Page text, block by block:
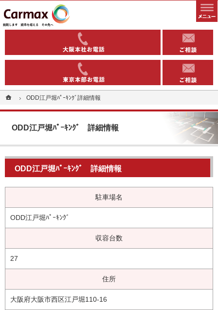
ホームODD江戸堀ﾊﾟｰｷﾝｸﾞ詳細情報
ODD江戸堀ﾊﾟｰｷﾝｸﾞ 詳細情報
全国1000以上の実績有り。コインパーキングや駐車場への土地活用なら当社へ。
安定収益を得る土地活用方法（コインパーキング・駐車場）なら東洋カーマックス
ODD江戸堀ﾊﾟｰｷﾝｸﾞ 詳細情報
駐車場名
ODD江戸堀ﾊﾟｰｷﾝｸﾞ
収容台数
27
住所
大阪府大阪市西区江戸堀110-16
06-6363-
03-5543-
ホームODD江戸堀ﾊﾟｰｷﾝｸﾞ詳細情報